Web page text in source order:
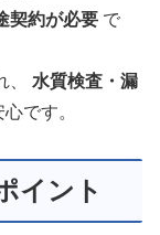
契約が必要 で
、 水質検査・漏
です。
イント